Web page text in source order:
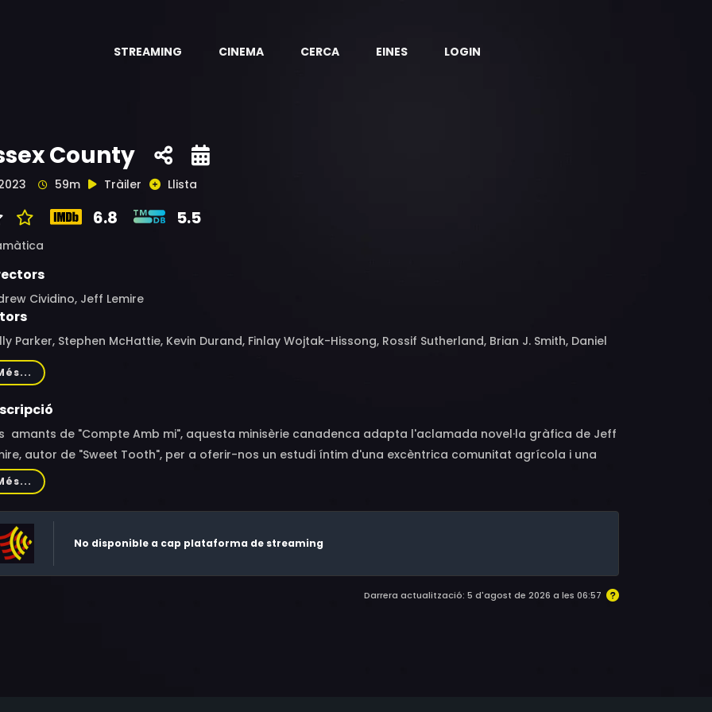
STREAMING CINEMA CERCA EINES LOGIN
County
59m Tràiler Llista
6.8 5.5
Cividino, Jeff Lemire
Parker, Stephen McHattie, Kevin Durand, Finlay Wojtak-Hissong, Rossif Sutherland, Brian J. Smith, Daniel
amants de "Compte Amb mi", aquesta minisèrie canadenca adapta l'aclamada novel·la gràfica de Jeff
autor de "Sweet Tooth", per a oferir-nos un estudi íntim d'una excèntrica comunitat agrícola i una
meditació sobre la família, la memòria, el dolor, els secrets i la reconciliació.Essex County segueix les
entrellaçades de dues famílies rurals mentre explora l'impacte generacional de la pèrdua, la traïció i
i com la redempció i l'esperança es troben a través de la connexió humana.
No disponible a cap plataforma de streaming
Darrera actualització: 5 d'agost de 2026 a les 06:57